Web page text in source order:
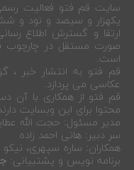
سایت قم فتو فعالیت
یکهزار و سیصد و نود و
ارتقا و گسترش اطلاع
صورت مستقل در چارچوب
است.
قم فتو به انتشار خبر ،
عکاسی می پردازد.
قم فتو از همکاری با آن
محتوا برای این وبسایت
مدیر مسئول: حجت الله
سر دبیر: هانی احمد زاده
همکاران: ساره سپهری،
برنامه نویس و پشتبیانی: